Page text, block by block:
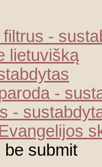
-
lietuvišką
-
-
be submit